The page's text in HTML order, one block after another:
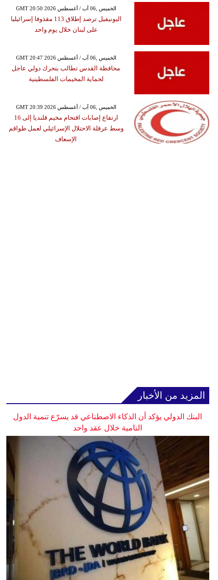
GMT 20:50 2026 الخميس ,06 آب / أغسطس
اليونيفيل ترصد إطلاق 113 مقذوفا إسرائيليا
على لبنان خلال يوم واحد
GMT 20:47 2026 الخميس ,06 آب / أغسطس
محافظة القدس تطالب بتحرك دولي عاجل
لحماية المخيمات الفلسطينية
GMT 20:39 2026 الخميس ,06 آب / أغسطس
ارتفاع إصابات اقتحام مخيم قلنديا إلى 16
وسط عرقلة الاحتلال الإسرائيلي لعمل طواقم
الإسعاف
المزيد من الأخبار
البنك الدولي يؤكد أن الذكاء الاصطناعي قد يسرّع تنمية الدول
النامية خلال عقد واحد